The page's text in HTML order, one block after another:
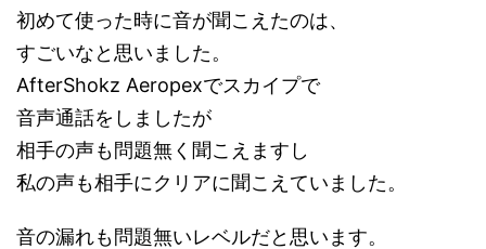
初めて使った時に音が聞こえたのは、
すごいなと思いました。
AfterShokz Aeropexでスカイプで
音声通話をしましたが
相手の声も問題無く聞こえますし
私の声も相手にクリアに聞こえていました。
音の漏れも問題無いレベルだと思います。